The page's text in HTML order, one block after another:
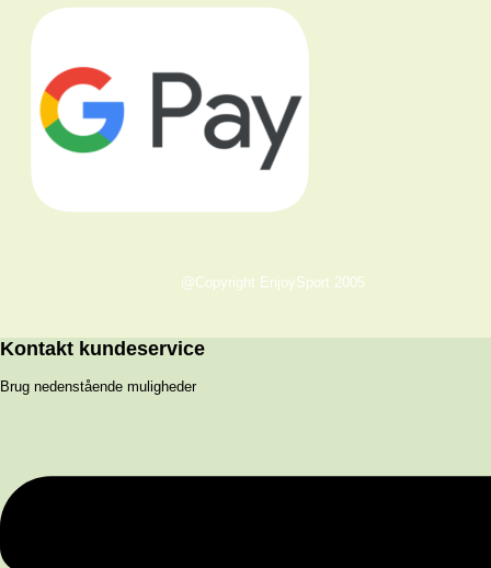
@Copyright EnjoySport 2005
Kontakt kundeservice
Brug nedenstående muligheder